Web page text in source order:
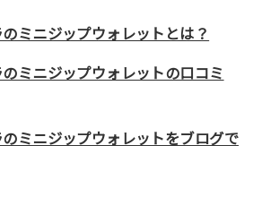
ミニジップウォレットとは？
ミニジップウォレットの口コミ
ミニジップウォレットをブログで